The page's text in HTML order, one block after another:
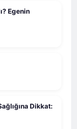
Egenin
Dikkat: